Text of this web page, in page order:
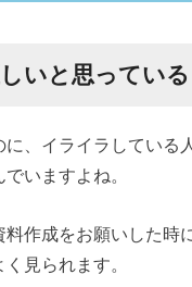
いと思っている
に、イライラしている
いますよね。
料作成をお願いした時
見られます。